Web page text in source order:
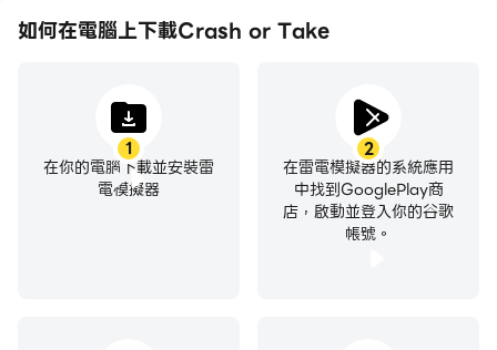
如何在電腦上下載Crash or Take
1
在你的電腦下載並安裝雷
電模擬器
2
在雷電模擬器的系統應用
中找到GooglePlay商
店，啟動並登入你的谷歌
帳號。